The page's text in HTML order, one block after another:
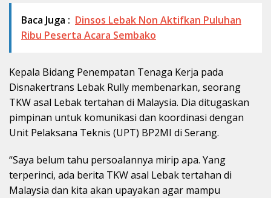
Baca Juga : Dinsos Lebak Non Aktifkan Puluhan
Ribu Peserta Acara Sembako
Kepala Bidang Penempatan Tenaga Kerja pada
Disnakertrans Lebak Rully membenarkan, seorang
TKW asal Lebak tertahan di Malaysia. Dia ditugaskan
pimpinan untuk komunikasi dan koordinasi dengan
Unit Pelaksana Teknis (UPT) BP2MI di Serang.
“Saya belum tahu persoalannya mirip apa. Yang
terperinci, ada berita TKW asal Lebak tertahan di
Malaysia dan kita akan upayakan agar mampu